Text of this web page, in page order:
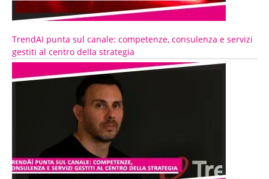
TrendAI punta sul canale: competenze, consulenza e servizi
gestiti al centro della strategia